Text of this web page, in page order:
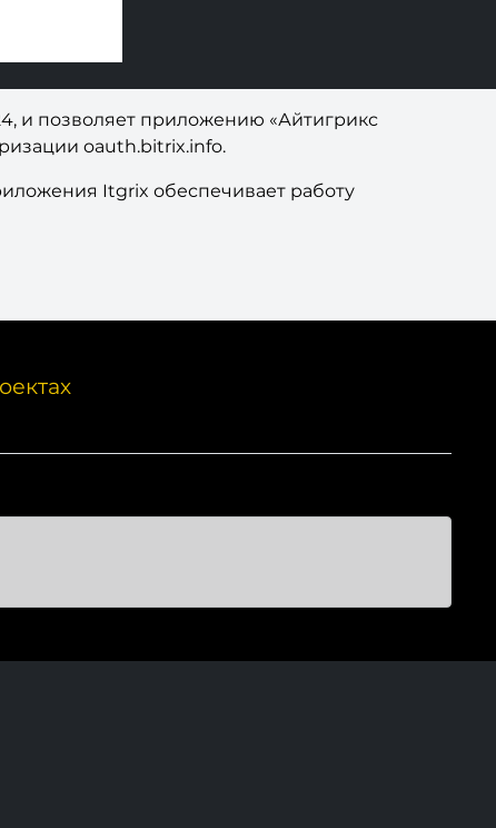
и позволяет приложению «Айтигрикс
oauth.bitrix.info.
Itgrix обеспечивает работу